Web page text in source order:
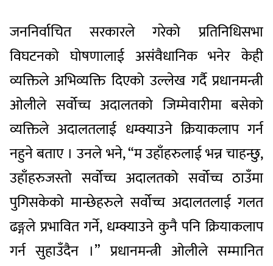
जननिर्वाचित सरकारले गरेको प्रतिनिधिसभा
विघटनको घोषणालाई असंवैधानिक भनेर केही
व्यक्तिले अभिव्यक्ति दिएको उल्लेख गर्दै प्रधानमन्त्री
ओलीले सर्वोच्च अदालतको जिम्मेवारीमा बसेको
व्यक्तिले अदालतलाई धम्क्याउने क्रियाकलाप गर्न
नहुने बताए । उनले भने, “म उहाँहरुलाई भन्न चाहन्छु,
उहाँहरुजस्तो सर्वोच्च अदालतको सर्वोच्च ठाउँमा
पुगिसकेको मान्छेहरुले सर्वोच्च अदालतलाई गलत
ढङ्गले प्रभावित गर्ने, धम्क्याउने कुनै पनि क्रियाकलाप
गर्न सुहाउँदैन ।” प्रधानमन्त्री ओलीले सम्मानित